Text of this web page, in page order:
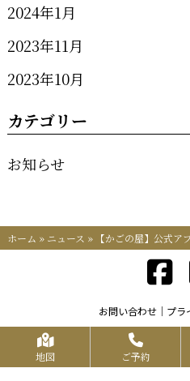
2024年1月
2023年11月
2023年10月
カテゴリー
お知らせ
ホーム » ニュース » 【かごの屋】公式ア
お問い合わせ プラ
Copyrights KR FOOD
地図 ご予約